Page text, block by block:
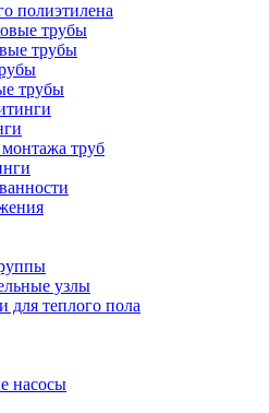
полиэтилена
трубы
трубы
трубы
труб
узлы
для теплого пола
насосы